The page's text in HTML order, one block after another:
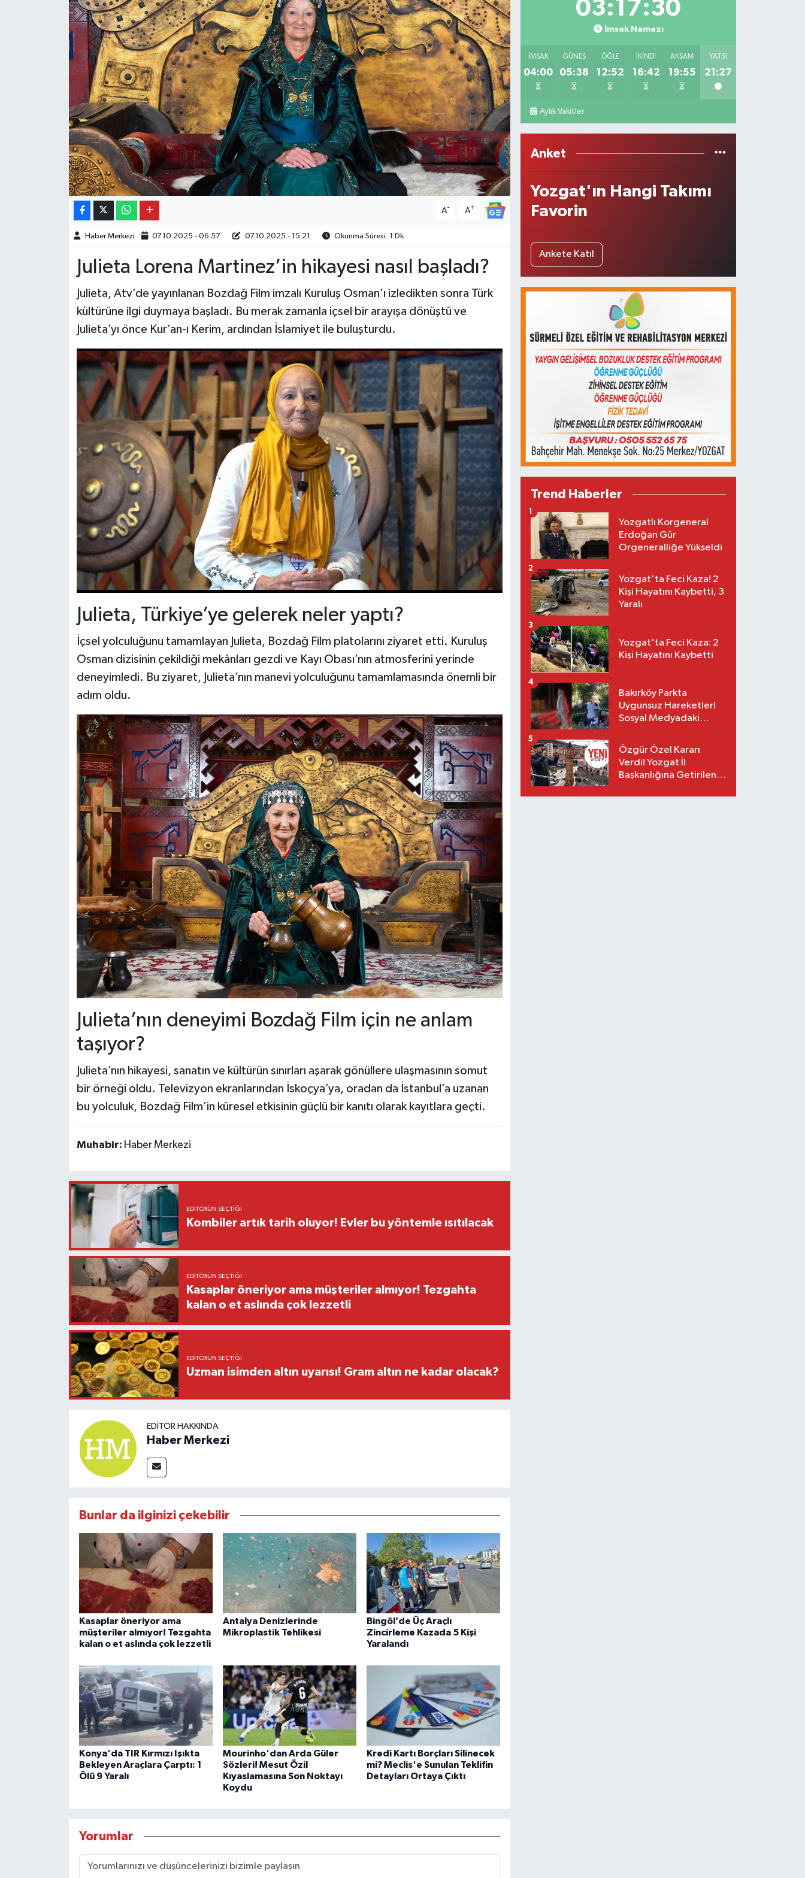
A- A+
Haber Merkezi 07.10.2025 - 06:57 07.10.2025 - 15:21 Okunma Süresi: 1 Dk
Julieta Lorena Martinez’in hikayesi nasıl başladı?
Julieta, Atv’de yayınlanan Bozdağ Film imzalı Kuruluş Osman’ı izledikten sonra Türk
kültürüne ilgi duymaya başladı. Bu merak zamanla içsel bir arayışa dönüştü ve
Julieta’yı önce Kur’an-ı Kerim, ardından İslamiyet ile buluşturdu.
Julieta, Türkiye’ye gelerek neler yaptı?
İçsel yolculuğunu tamamlayan Julieta, Bozdağ Film platolarını ziyaret etti. Kuruluş
Osman dizisinin çekildiği mekânları gezdi ve Kayı Obası’nın atmosferini yerinde
deneyimledi. Bu ziyaret, Julieta’nın manevi yolculuğunu tamamlamasında önemli bir
adım oldu.
Julieta’nın deneyimi Bozdağ Film için ne anlam
taşıyor?
Julieta’nın hikayesi, sanatın ve kültürün sınırları aşarak gönüllere ulaşmasının somut
bir örneği oldu. Televizyon ekranlarından İskoçya’ya, oradan da İstanbul’a uzanan
bu yolculuk, Bozdağ Film’in küresel etkisinin güçlü bir kanıtı olarak kayıtlara geçti.
Muhabir: Haber Merkezi
EDITÖRÜN SEÇTIĞI
Kombiler artık tarih oluyor! Evler bu yöntemle ısıtılacak
EDITÖRÜN SEÇTIĞI
Kasaplar öneriyor ama müşteriler almıyor! Tezgahta
kalan o et aslında çok lezzetli
EDITÖRÜN SEÇTIĞI
Uzman isimden altın uyarısı! Gram altın ne kadar olacak?
EDITÖR HAKKINDA
Haber Merkezi
Bunlar da ilginizi çekebilir
Kasaplar öneriyor ama
müşteriler almıyor! Tezgahta
kalan o et aslında çok lezzetli
Antalya Denizlerinde
Mikroplastik Tehlikesi
Bingöl’de Üç Araçlı
Zincirleme Kazada 5 Kişi
Yaralandı
Konya'da TIR Kırmızı Işıkta
Bekleyen Araçlara Çarptı: 1
Ölü 9 Yaralı
Mourinho'dan Arda Güler
Sözleri! Mesut Özil
Kıyaslamasına Son Noktayı
Koydu
Kredi Kartı Borçları Silinecek
mi? Meclis'e Sunulan Teklifin
Detayları Ortaya Çıktı
Yorumlar
03:17:30
İmsak Namazı
İMSAK
04:00
GÜNEŞ
05:38
ÖĞLE
12:52
İKINDI
16:42
AKŞAM
19:55
YATSI
21:27
Aylık Vakitler
Anket
Yozgat'ın Hangi Takımı
Favorin
Ankete Katıl
Trend Haberler
Yozgatlı Korgeneral
Erdoğan Gür
Orgeneralliğe Yükseldi
1
Yozgat'ta Feci Kaza! 2
Kişi Hayatını Kaybetti, 3
Yaralı
2
Yozgat'ta Feci Kaza: 2
Kişi Hayatını Kaybetti
3
Bakırköy Parkta
Uygunsuz Hareketler!
Sosyal Medyadaki
Gözaltı
4
Özgür Özel Kararı
Verdi! Yozgat İl
Başkanlığına Getirilen
5